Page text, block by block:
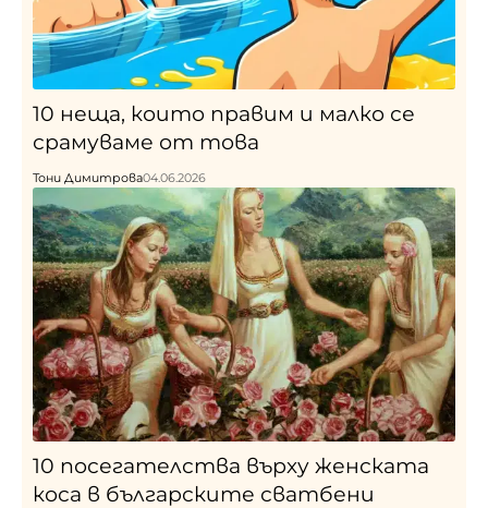
10 неща, които правим и малко се
срамуваме от това
Тони Димитрова04.06.2026
10 посегателства върху женската
коса в българските сватбени